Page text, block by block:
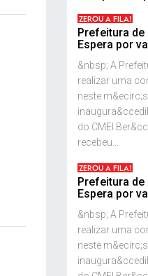
ZEROU A FILA!
Prefeitura de
Espera por
&nbsp; A
realizar uma
neste
do CMEI
recebeu...
ZEROU A FILA!
Prefeitura de
Espera por
&nbsp; A
realizar uma
neste